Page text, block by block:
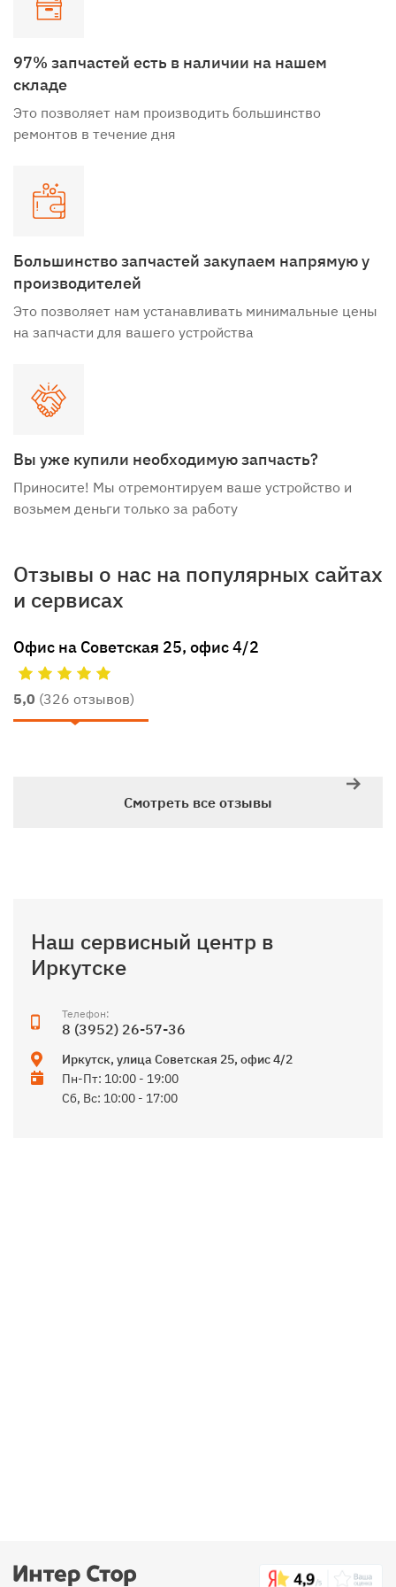
Замена динамика нижнего
Замена динамика верхнего
Замена вибромотора
*В случае отказа от ремонта клиент оплачивает 1300₽ за диагностику.
97% запчастей есть в наличии на нашем
складе
Это позволяет нам производить большинство
ремонтов в течение дня
Большинство запчастей закупаем напрямую у
производителей
Это позволяет нам устанавливать минимальные цены
на запчасти для вашего устройства
Вы уже купили необходимую запчасть?
Приносите! Мы отремонтируем ваше устройство и
возьмем деньги только за работу
Отзывы о нас на популярных сайтах
и сервисах
Офис на Советская 25, офис 4/2
5,0 (326 отзывов)
Смотреть все отзывы
Наш сервисный центр в
Иркутске
Телефон:
8 (3952) 26-57-36
Иркутск, улица Советская 25, офис 4/2
Пн-Пт: 10:00 - 19:00
Сб, Вс: 10:00 - 17:00